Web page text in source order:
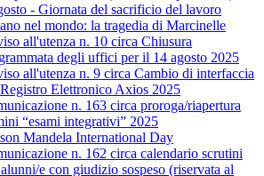
- Giornata del sacrificio del lavoro
nel mondo: la tragedia di Marcinelle
all'utenza n. 10 circa Chiusura
degli uffici per il 14 agosto 2025
all'utenza n. 9 circa Cambio di interfaccia
Elettronico Axios 2025
n. 163 circa proroga/riapertura
“esami integrativi” 2025
Mandela International Day
n. 162 circa calendario scrutini
e con giudizio sospeso (riservata al